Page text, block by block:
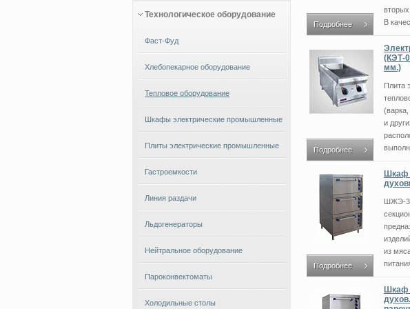
Подробнее
В
Подробнее
(КЭТ-
мм.)
Плита
и
Подробнее
Шкаф
ШЖЭ-
из
Шкаф
Технологическое оборудование
Фаст-Фуд
Хлебопекарное оборудование
Тепловое оборудование
Шкафы электрические промышленные
Плиты электрические промышленные
Гастроемкости
Линия раздачи
Льдогенераторы
Нейтральное оборудование
Пароконвектоматы
Холодильные столы